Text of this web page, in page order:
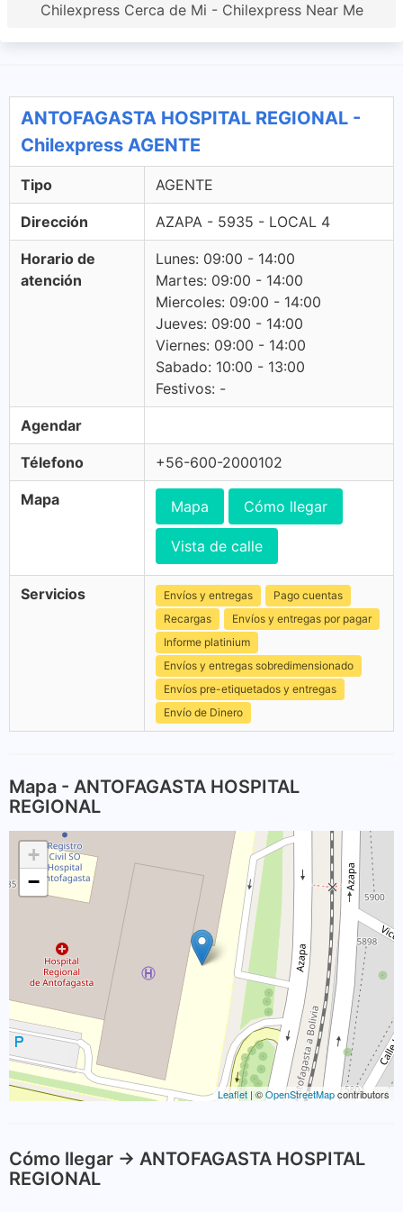
Chilexpress Cerca de Mi - Chilexpress Near Me
ANTOFAGASTA HOSPITAL REGIONAL -
Chilexpress AGENTE
Tipo AGENTE
Dirección AZAPA - 5935 - LOCAL 4
Horario de
atención
Lunes: 09:00 - 14:00
Martes: 09:00 - 14:00
Miercoles: 09:00 - 14:00
Jueves: 09:00 - 14:00
Viernes: 09:00 - 14:00
Sabado: 10:00 - 13:00
Festivos: -
Agendar
Télefono +56-600-2000102
Mapa Mapa Cómo llegar
Vista de calle
Servicios Envíos y entregas
Pago cuentas
Recargas
Envíos y entregas por pagar
Informe platinium
Envíos y entregas sobredimensionado
Envíos pre-etiquetados y entregas
Envío de Dinero
Mapa - ANTOFAGASTA HOSPITAL
REGIONAL
+
−
Leaflet | ©OpenStreetMapcontributors
Cómo llegar -> ANTOFAGASTA HOSPITAL
REGIONAL